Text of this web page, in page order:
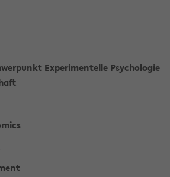
Experimentelle Psychologie